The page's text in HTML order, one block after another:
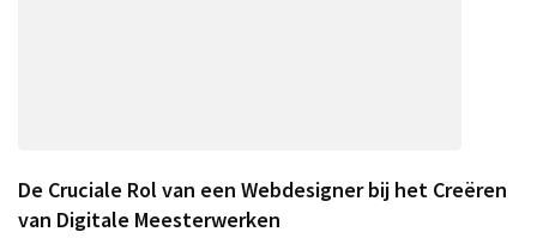
De Cruciale Rol van een Webdesigner bij het Creëren
van Digitale Meesterwerken